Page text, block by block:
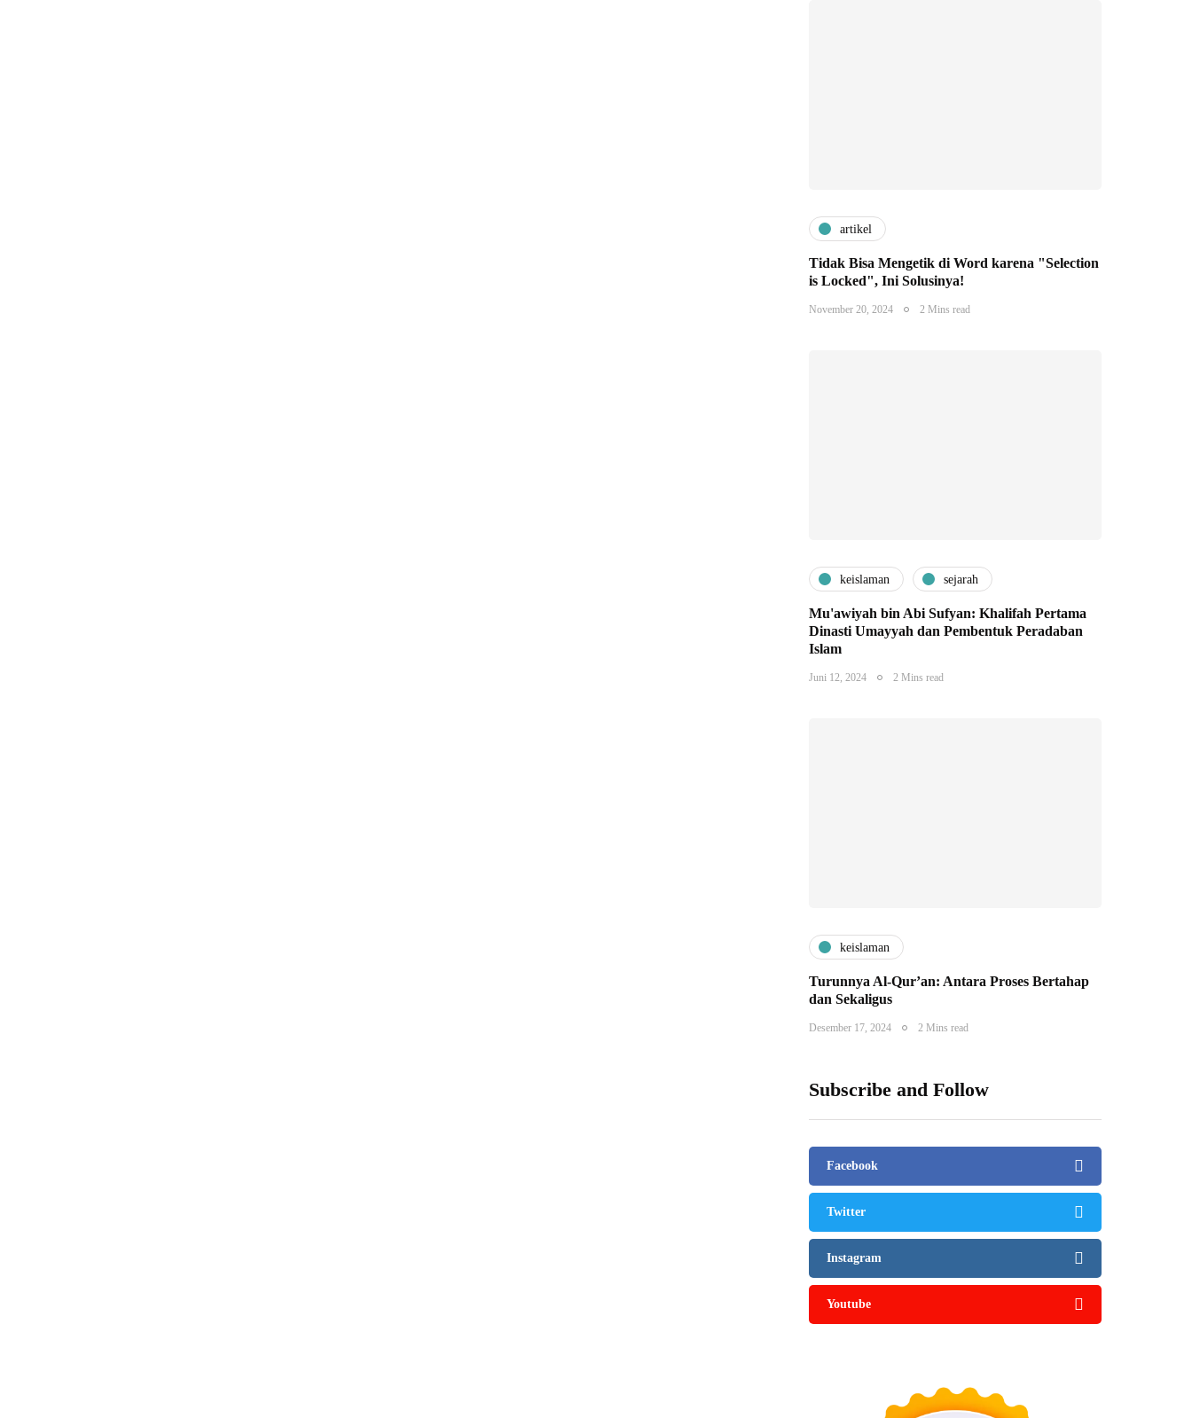
artikel
Tidak Bisa Mengetik di Word karena "Selection
is Locked", Ini Solusinya!
November 20, 2024 2 Mins read
keislaman sejarah
Mu'awiyah bin Abi Sufyan: Khalifah Pertama
Dinasti Umayyah dan Pembentuk Peradaban
Islam
Juni 12, 2024 2 Mins read
keislaman
Turunnya Al-Qur’an: Antara Proses Bertahap
dan Sekaligus
Desember 17, 2024 2 Mins read
Subscribe and Follow
Facebook
Twitter
Instagram
Youtube